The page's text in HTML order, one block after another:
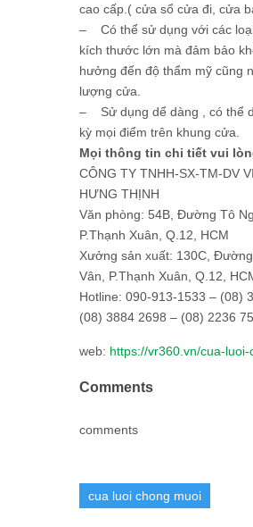
cao cấp.( cửa sổ cửa đi, cửa
– Có thể sử dụng với các
kích thước lớn mà đảm bảo
hưởng đến độ thẩm mỹ cũng
lượng cửa.
– Sử dụng dể dàng , có thể
kỳ mọi điểm trên khung cửa.
Mọi thông tin chi tiết vui
CÔNG TY TNHH-SX-TM-DV
HƯNG THỊNH
Văn phòng: 54B, Đường Tô
P.Thạnh Xuân, Q.12, HCM
Xưởng sản xuất: 130C,
Vân, P.Thạnh Xuân, Q.12,
Hotline: 090-913-1533 – (08)
(08) 3884 2698 – (08) 2236
web: https://vr360.vn/cua-
Comments
comments
cua luoi chong muoi